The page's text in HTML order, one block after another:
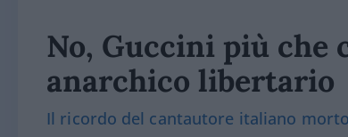
No, Guccini più che
anarchico libertario
Il ricordo del cantautore italiano